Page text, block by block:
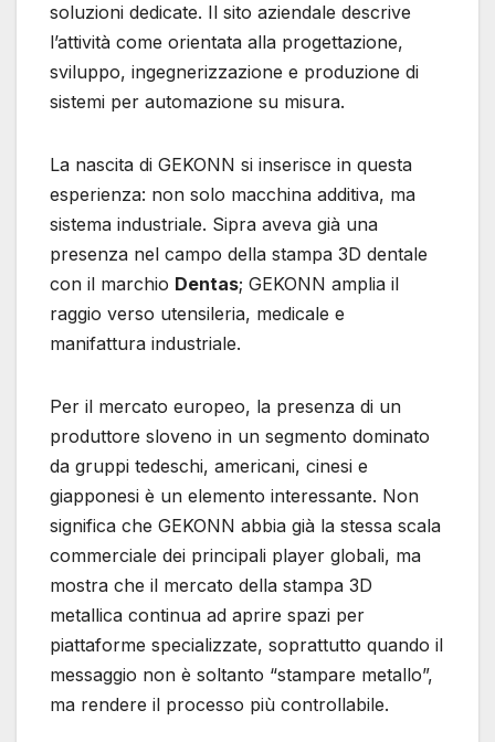
soluzioni dedicate. Il sito aziendale descrive
l’attività come orientata alla progettazione,
sviluppo, ingegnerizzazione e produzione di
sistemi per automazione su misura.
La nascita di GEKONN si inserisce in questa
esperienza: non solo macchina additiva, ma
sistema industriale. Sipra aveva già una
presenza nel campo della stampa 3D dentale
con il marchio Dentas; GEKONN amplia il
raggio verso utensileria, medicale e
manifattura industriale.
Per il mercato europeo, la presenza di un
produttore sloveno in un segmento dominato
da gruppi tedeschi, americani, cinesi e
giapponesi è un elemento interessante. Non
significa che GEKONN abbia già la stessa scala
commerciale dei principali player globali, ma
mostra che il mercato della stampa 3D
metallica continua ad aprire spazi per
piattaforme specializzate, soprattutto quando il
messaggio non è soltanto “stampare metallo”,
ma rendere il processo più controllabile.